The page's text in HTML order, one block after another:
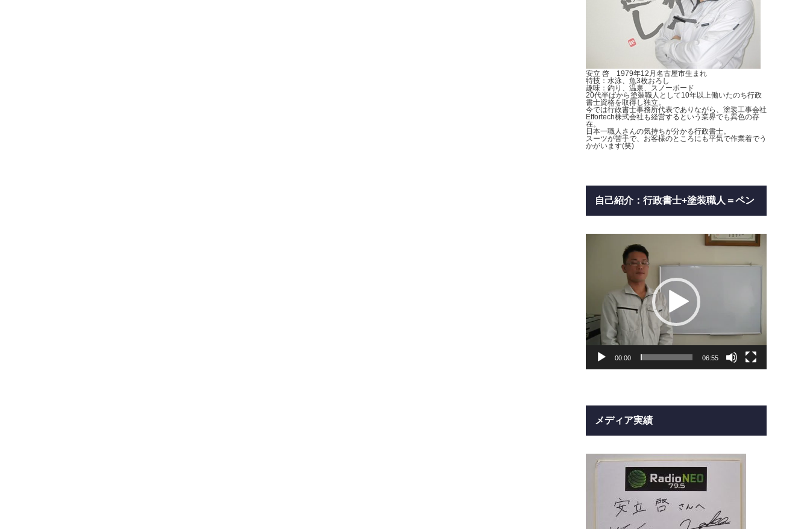
安立 啓 1979年12月名古屋市生まれ
特技：水泳、魚3枚おろし
趣味：釣り、温泉、スノーボード
20代半ばから塗装職人として10年以上働いたのち行政
書士資格を取得し独立。
今では行政書士事務所代表でありながら、塗装工事会社
Effortech株式会社も経営するという業界でも異色の存
在。
日本一職人さんの気持ちが分かる行政書士。
スーツが苦手で、お客様のところにも平気で作業着でう
かがいます(笑)
自己紹介：行政書士+塗装職人＝ペン
00:00 06:55
メディア実績